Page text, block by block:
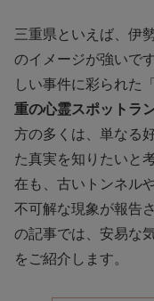
三重県といえば、伊
のイメージが強いで
しい事件に彩られた
重の心霊スポットラ
方の多くは、単なる
た真実を知りたいと
在も、古いトンネル
不可解な現象が報告
の記事では、安易な
をご紹介します。